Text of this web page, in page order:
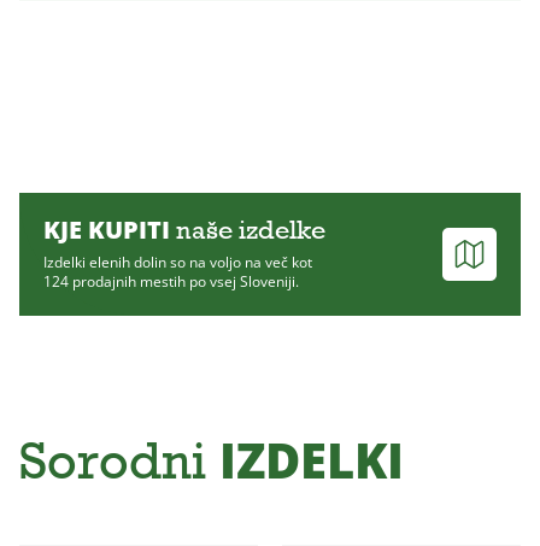
KJE KUPITI naše izdelke
Izdelki elenih dolin so na voljo na več kot
124 prodajnih mestih po vsej Sloveniji.
Sorodni IZDELKI